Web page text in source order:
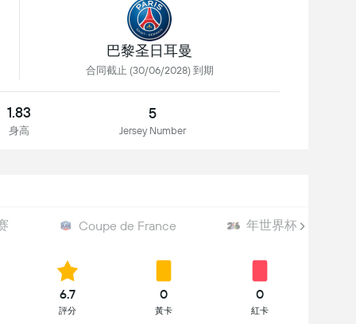
巴黎圣日耳曼
合同截止 (30/06/2028) 到期
1.83
身高
5
Jersey Number
Coupe de France 年世界杯
6.7
評分
0
黃卡
0
紅卡